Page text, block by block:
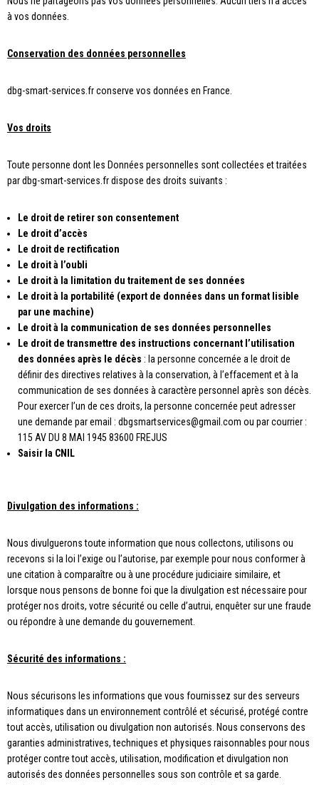
à vos données.
Conservation des données personnelles
dbg-smart-services.fr conserve vos données en France.
Vos droits
Toute personne dont les Données personnelles sont collectées et traitées
par dbg-smart-services.fr dispose des droits suivants :
Le droit de retirer son consentement
Le droit d’accès
Le droit de rectification
Le droit à l’oubli
Le droit à la limitation du traitement de ses données
Le droit à la portabilité (export de données dans un format lisible
par une machine)
Le droit à la communication de ses données personnelles
Le droit de transmettre des instructions concernant l’utilisation
des données après le décès : la personne concernée a le droit de
définir des directives relatives à la conservation, à l’effacement et à la
communication de ses données à caractère personnel après son décès.
Pour exercer l’un de ces droits, la personne concernée peut adresser
une demande par email : dbgsmartservices@gmail.com ou par courrier :
115 AV DU 8 MAI 1945 83600 FREJUS
Saisir la CNIL
Divulgation des informations :
Nous divulguerons toute information que nous collectons, utilisons ou
recevons si la loi l’exige ou l’autorise, par exemple pour nous conformer à
une citation à comparaître ou à une procédure judiciaire similaire, et
lorsque nous pensons de bonne foi que la divulgation est nécessaire pour
protéger nos droits, votre sécurité ou celle d’autrui, enquêter sur une fraude
ou répondre à une demande du gouvernement.
Sécurité des informations :
Nous sécurisons les informations que vous fournissez sur des serveurs
informatiques dans un environnement contrôlé et sécurisé, protégé contre
tout accès, utilisation ou divulgation non autorisés. Nous conservons des
garanties administratives, techniques et physiques raisonnables pour nous
protéger contre tout accès, utilisation, modification et divulgation non
autorisés des données personnelles sous son contrôle et sa garde.